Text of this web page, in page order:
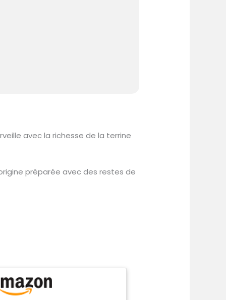
avec la richesse de la terrine
préparée avec des restes de